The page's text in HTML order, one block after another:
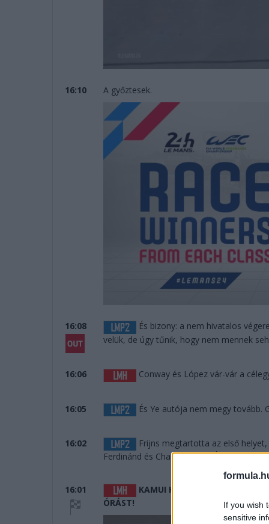
If you wish
sensitive
16:10 A győztesek.
16:08
És bizony: a nem hivatalos
velük, de úgy tűnik, hogy nem mennek
16:06 Conway és López vár-vár a
16:05 És Ye autója nem megy tovább.
16:02
Frijns megtartotta az első
Ferdinánd és Charles Milesi. És a
16:01
KAMUI KOBAYASHI, JOSE
ÓRÁST!